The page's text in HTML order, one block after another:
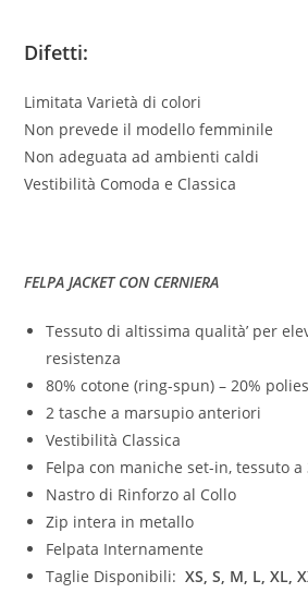
Difetti:
Limitata Varietà di colori
Non prevede il modello femminile
Non adeguata ad ambienti caldi
Vestibilità Comoda e Classica
FELPA JACKET CON CERNIERA
Tessuto di altissima qualità’ per
resistenza
80% cotone (ring-spun) – 20%
2 tasche a marsupio anteriori
Vestibilità Classica
Felpa con maniche set-in, tessuto
Nastro di Rinforzo al Collo
Zip intera in metallo
Felpata Internamente
Taglie Disponibili: XS,S, M, L, XL,